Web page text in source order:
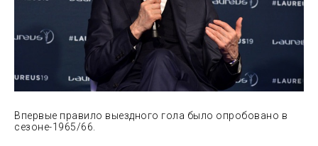
Впервые правило выездного гола было опробовано в
сезоне-1965/66.